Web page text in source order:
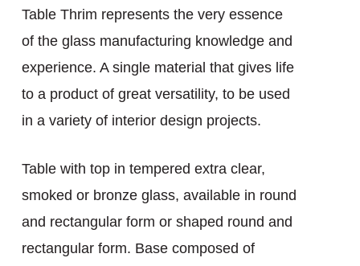
Table Thrim represents the very essence
of the glass manufacturing knowledge and
experience. A single material that gives life
to a product of great versatility, to be used
in a variety of interior design projects.
Table with top in tempered extra clear,
smoked or bronze glass, available in round
and rectangular form or shaped round and
rectangular form. Base composed of